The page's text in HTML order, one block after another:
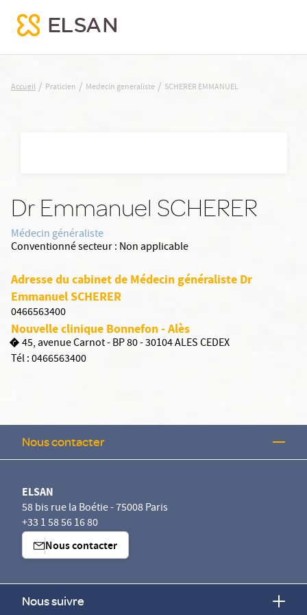
SCHERER EMMANUEL
Accueil / Praticien / Medecin generaliste / SCHERER EMMANUEL
Dr Emmanuel SCHERER
Médecin généraliste
Conventionné secteur : Non applicable
Adresse du cabinet de Médecin généraliste Dr
Emmanuel SCHERER
0466563400
Nouvelle clinique Bonnefon - Alès
45, avenue Carnot - BP 80 - 30104 ALES CEDEX
Tél :0466563400
Nous contacter
ELSAN
58 bis rue la Boétie - 75008 Paris
+33 1 58 56 16 80
Nous contacter
Nous suivre